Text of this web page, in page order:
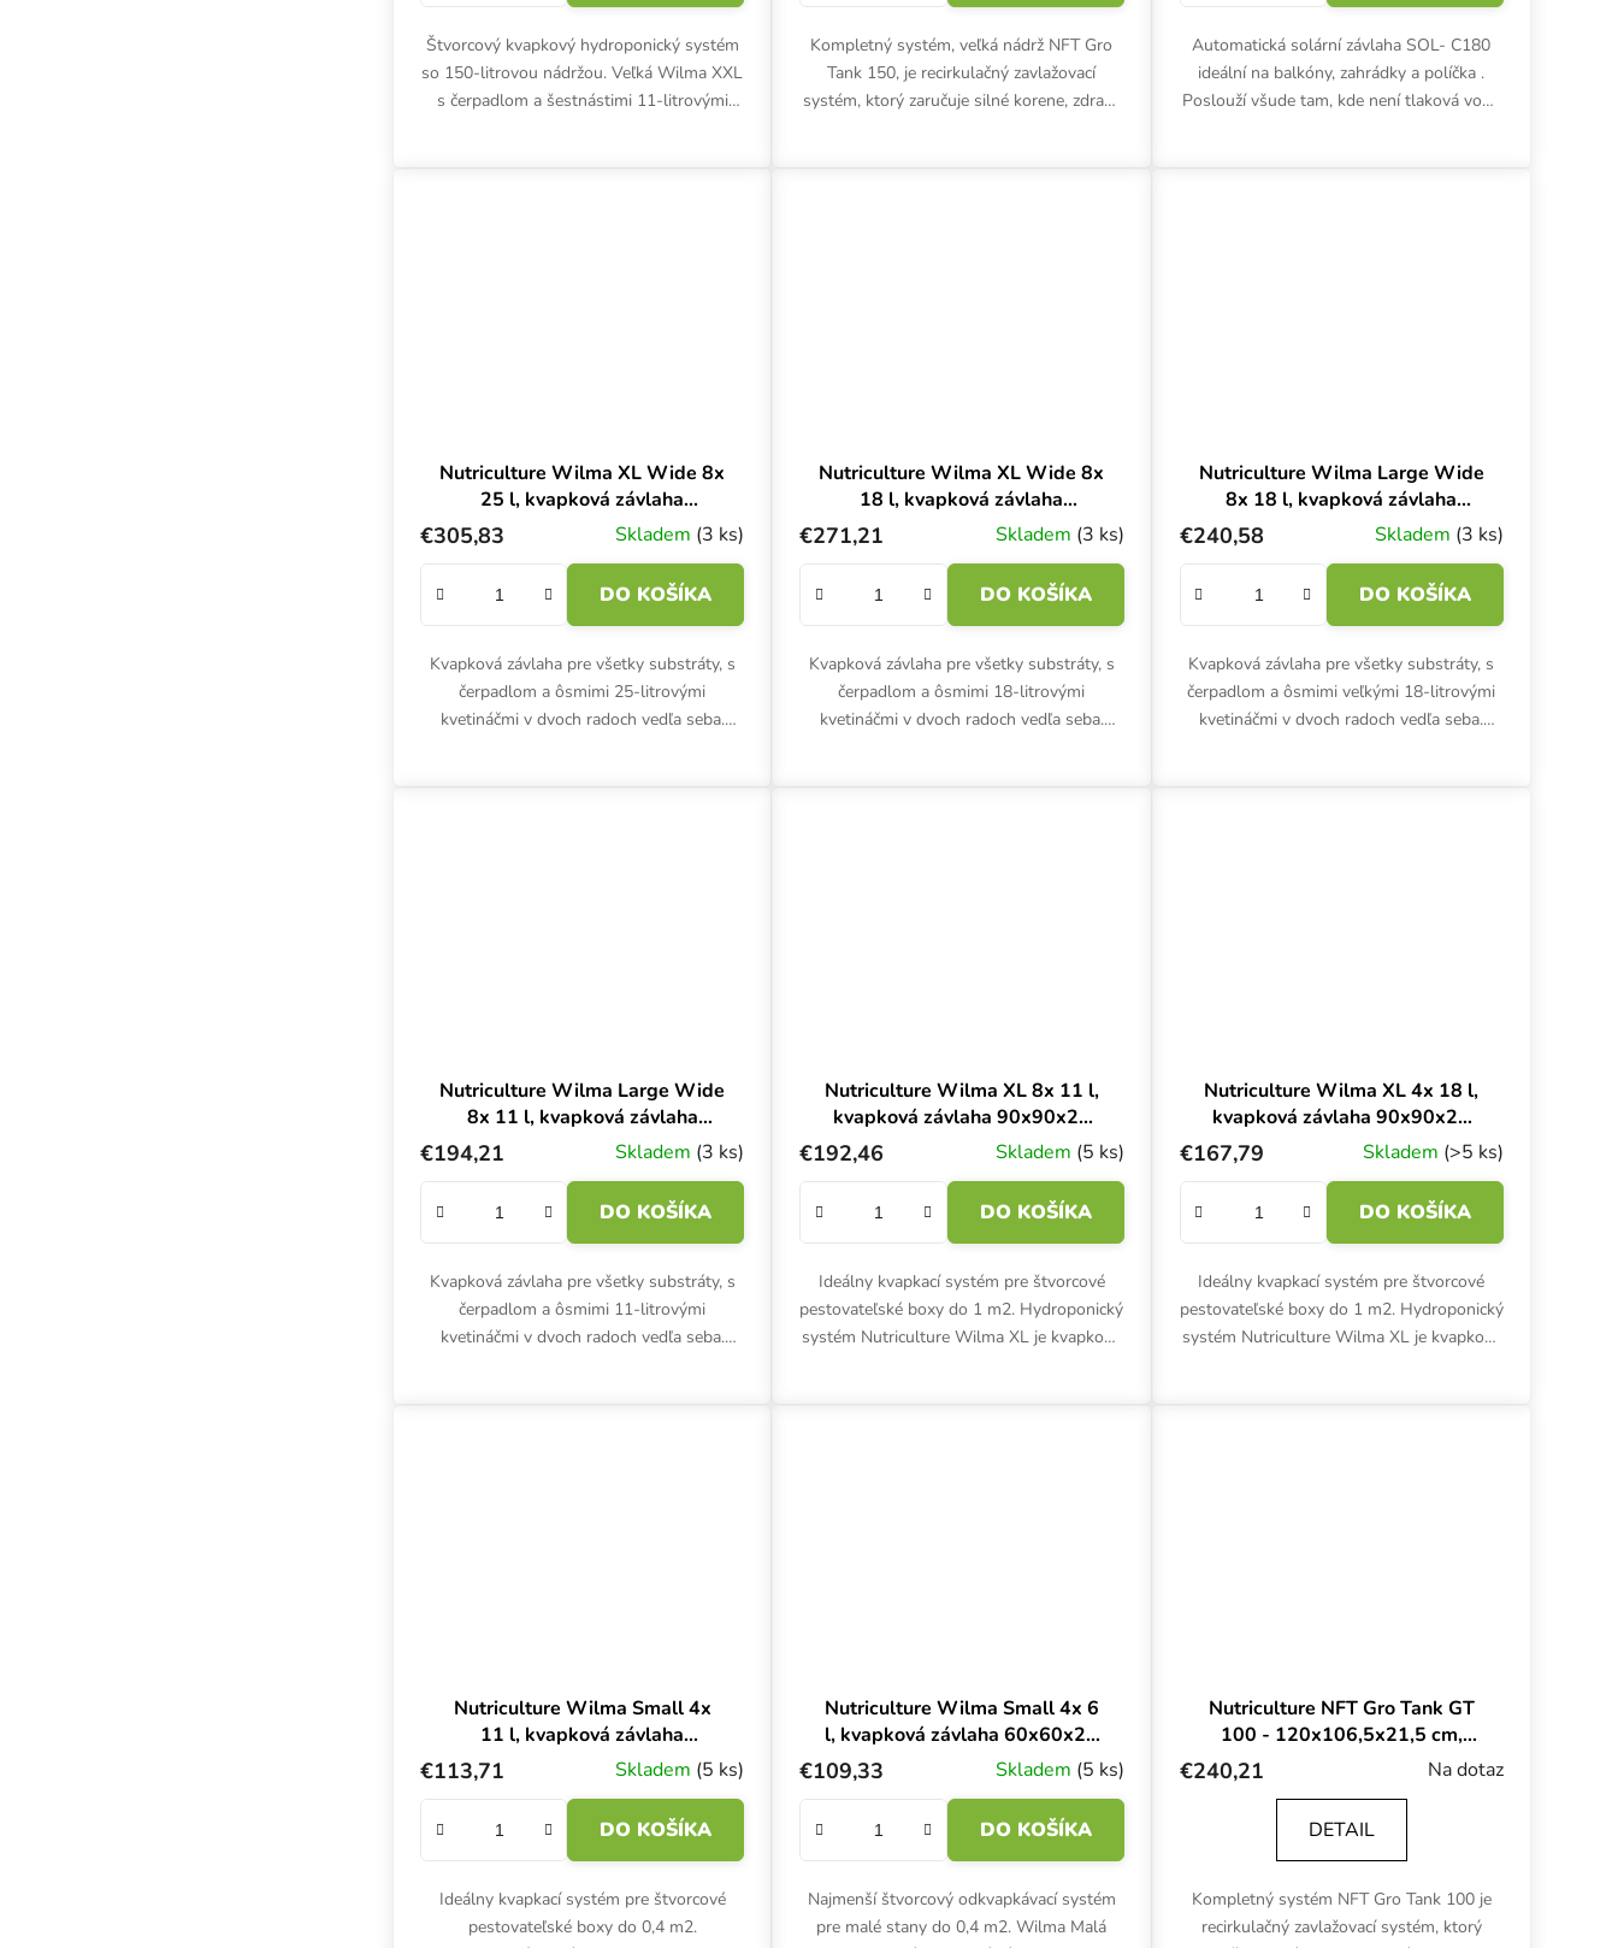
Štvorcový kvapkový hydroponický systém
so 150-litrovou nádržou. Veľká Wilma XXL
s čerpadlom a šestnástimi 11-litrovými
Kompletný systém, veľká nádrž NFT Gro
Tank 150, je recirkulačný zavlažovací
systém, ktorý zaručuje silné korene, zdravé
Automatická solární závlaha SOL- C180
ideální na balkóny, zahrádky a políčka .
Poslouží všude tam, kde není tlaková voda
Nutriculture Wilma XL Wide 8x
25 l, kvapková závlaha
190x90x20 cmSkladem (3 ks)
€305,83
DO KOŠÍKA
Kvapková závlaha pre všetky substráty, s
čerpadlom a ôsmimi 25-litrovými
kvetináčmi v dvoch radoch vedľa seba.
Nutriculture Wilma XL Wide 8x
18 l, kvapková závlaha
190x90x20 cmSkladem (3 ks)
€271,21
DO KOŠÍKA
Kvapková závlaha pre všetky substráty, s
čerpadlom a ôsmimi 18-litrovými
kvetináčmi v dvoch radoch vedľa seba.
Nutriculture Wilma Large Wide
8x 18 l, kvapková závlaha
170x75x20 cmSkladem (3 ks)
€240,58
DO KOŠÍKA
Kvapková závlaha pre všetky substráty, s
čerpadlom a ôsmimi veľkými 18-litrovými
kvetináčmi v dvoch radoch vedľa seba.
Nutriculture Wilma Large Wide
8x 11 l, kvapková závlaha
170x75x20 cmSkladem (3 ks)
€194,21
DO KOŠÍKA
Kvapková závlaha pre všetky substráty, s
čerpadlom a ôsmimi 11-litrovými
kvetináčmi v dvoch radoch vedľa seba.
Nutriculture Wilma XL 8x 11 l,
kvapková závlaha 90x90x20
Skladem (5 ks)
€192,46
DO KOŠÍKA
Ideálny kvapkací systém pre štvorcové
pestovateľské boxy do 1 m2. Hydroponický
systém Nutriculture Wilma XL je kvapkový
Nutriculture Wilma XL 4x 18 l,
kvapková závlaha 90x90x20
Skladem (>5 ks)
€167,79
DO KOŠÍKA
Ideálny kvapkací systém pre štvorcové
pestovateľské boxy do 1 m2. Hydroponický
systém Nutriculture Wilma XL je kvapkový
Nutriculture Wilma Small 4x
11 l, kvapková závlaha
60x60x20 cmSkladem (5 ks)
€113,71
DO KOŠÍKA
Ideálny kvapkací systém pre štvorcové
pestovateľské boxy do 0,4 m2.
Nutriculture Wilma Small 4x 6
l, kvapková závlaha 60x60x20
Skladem (5 ks)
€109,33
DO KOŠÍKA
Najmenší štvorcový odkvapkávací systém
pre malé stany do 0,4 m2. Wilma Malá
Nutriculture NFT Gro Tank GT
100 - 120x106,5x21,5 cm,
hydroponický systémNa dotaz
€240,21
DETAIL
Kompletný systém NFT Gro Tank 100 je
recirkulačný zavlažovací systém, ktorý